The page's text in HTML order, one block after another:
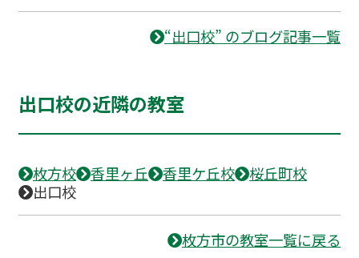
“出口校” のブログ記事一覧
出口校の近隣の教室
枚方校 香里ヶ丘 香里ケ丘校
桜丘町校
出口校
枚方市の教室一覧に戻る